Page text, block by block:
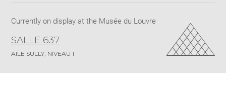
Currently on display at the Musée du Louvre
SALLE 637
AILE SULLY, NIVEAU 1